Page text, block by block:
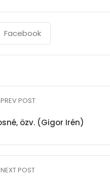
Facebook
PREV POST
özv. (Gigor Irén)
NEXT POST